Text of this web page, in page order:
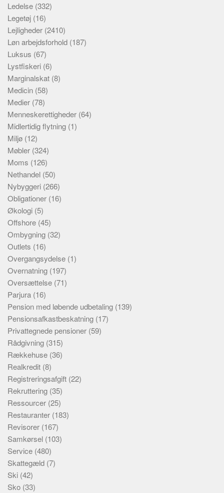
Ledelse (332)
Legetøj (16)
Lejligheder (2410)
Løn arbejdsforhold (187)
Luksus (67)
Lystfiskeri (6)
Marginalskat (8)
Medicin (58)
Medier (78)
Menneskerettigheder (64)
Midlertidig flytning (1)
Miljø (12)
Møbler (324)
Moms (126)
Nethandel (50)
Nybyggeri (266)
Obligationer (16)
Økologi (5)
Offshore (45)
Ombygning (32)
Outlets (16)
Overgangsydelse (1)
Overnatning (197)
Oversættelse (71)
Parjura (16)
Pension med løbende udbetaling (139)
Pensionsafkastbeskatning (17)
Privattegnede pensioner (59)
Rådgivning (315)
Rækkehuse (36)
Realkredit (8)
Registreringsafgift (22)
Rekruttering (35)
Ressourcer (25)
Restauranter (183)
Revisorer (167)
Samkørsel (103)
Service (480)
Skattegæld (7)
Ski (42)
Sko (33)